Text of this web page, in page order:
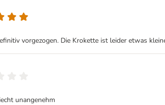
vorgezogen. Die Krokette ist leider etwas
unangenehm